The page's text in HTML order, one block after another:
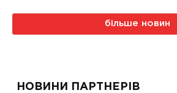
більше новин